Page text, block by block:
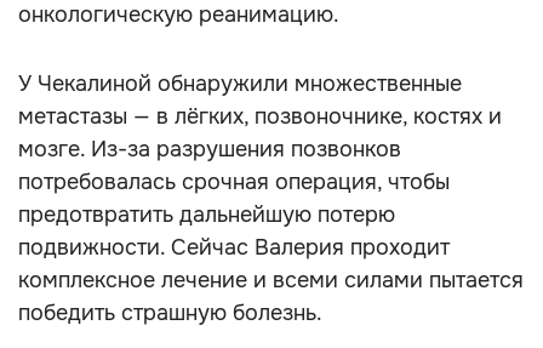
онкологическую реанимацию.
У Чекалиной обнаружили множественные
метастазы — в лёгких, позвоночнике, костях и
мозге. Из-за разрушения позвонков
потребовалась срочная операция, чтобы
предотвратить дальнейшую потерю
подвижности. Сейчас Валерия проходит
комплексное лечение и всеми силами пытается
победить страшную болезнь.